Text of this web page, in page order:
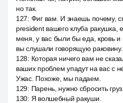
но так.
127: Фиг вам. И знаешь почему,
president вашего клуба ракушка,
меня, у вас были бы еда, кровь и
вы слушали говорящую раковину.
128: Которая ничего вам не
ваших проблем упадут на вас с
Ужас. Похоже, мы падаем.
129: Парень, нужно сбросить груз.
130: Я волшебный ракуши.